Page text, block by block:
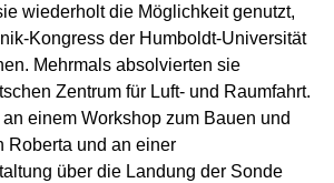
wiederholt die Möglichkeit genutzt,
Kongress der Humboldt-Universität
Mehrmals absolvierten sie
Zentrum für Luft- und Raumfahrt.
einem Workshop zum Bauen und
Roberta und an einer
über die Landung der Sonde